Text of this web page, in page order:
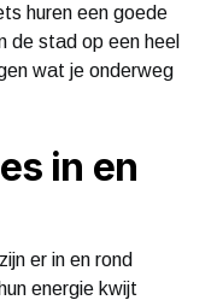
huren een goede
de stad op een heel
wat je onderweg
in en
er in en rond
energie kwijt